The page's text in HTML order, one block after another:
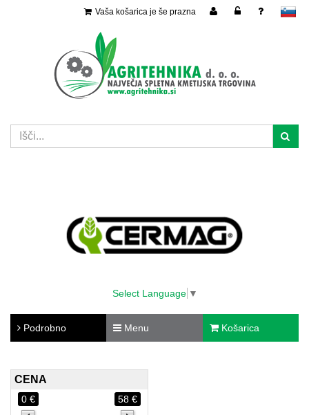
slovensko
Vaša košarica je še prazna
Select Language ▼
Podrobno Menu Košarica
CENA
0 € 58 €